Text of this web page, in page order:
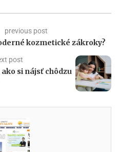
previous post
kozmetické zákroky?
post
si nájsť chôdzu